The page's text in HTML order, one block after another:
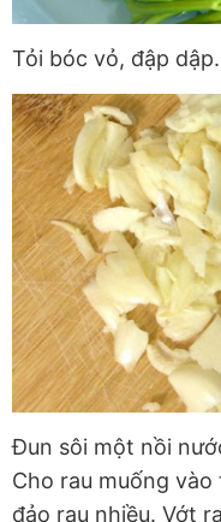
Tỏi bóc vỏ, đập dập.
Đun sôi một nồi
Cho rau muống
đảo rau nhiều. Vớt